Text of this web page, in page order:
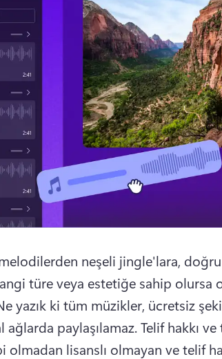
neşeli jingle'lara,
türe veya estetiğe sahip olursa
yazık ki tüm müzikler, ücretsiz
ağlarda paylaşılamaz. Telif hakkı
olmadan lisanslı olmayan ve telif